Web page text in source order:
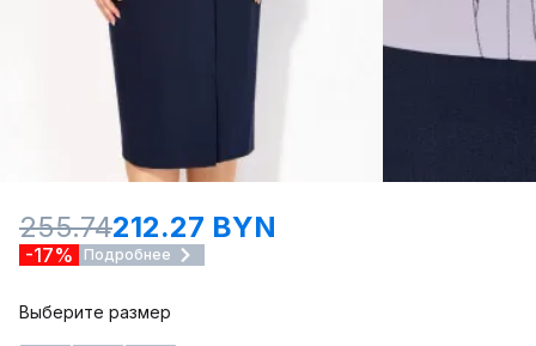
255.74212.27 BYN
-17% Подробнее
Выберите размер